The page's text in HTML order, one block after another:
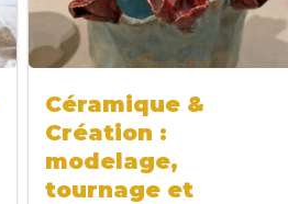
Céramique &
Création :
modelage,
tournage et